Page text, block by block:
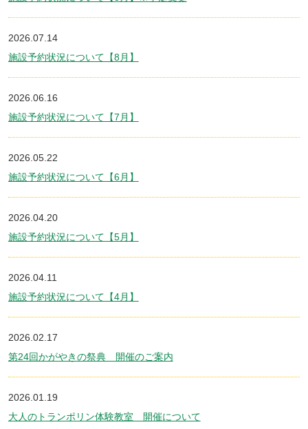
2026.07.14
施設予約状況について【8月】
2026.06.16
施設予約状況について【7月】
2026.05.22
施設予約状況について【6月】
2026.04.20
施設予約状況について【5月】
2026.04.11
施設予約状況について【4月】
2026.02.17
第24回かがやきの祭典 開催のご案内
2026.01.19
大人のトランポリン体験教室 開催について